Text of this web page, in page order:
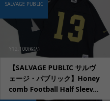
¥12,100(税込)
【SALVAGE PUBLIC サルヴ
ェージ・パブリック】Honey
comb Football Half Sleev...
SALVAGE PUBLIC